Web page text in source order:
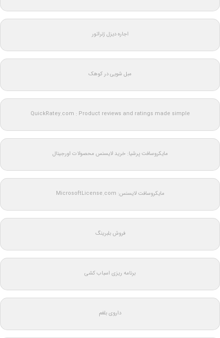
اجاره دیزل ژنراتور
مبل شویی در کوهک
QuickRatey.com : Product reviews and ratings made simple
مایکروسافت پرشیا: خرید لایسنس محصولات اورجینال
مایکروسافت لایسنس: MicrosoftLicense.com
فروش بلبرینگ
برنامه ریزی اسباب کشی
داروی بلغم